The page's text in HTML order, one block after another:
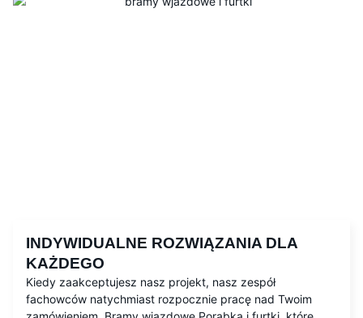
INDYWIDUALNE ROZWIĄZANIA DLA
KAŻDEGO
Kiedy zaakceptujesz nasz projekt, nasz zespół
fachowców natychmiast rozpocznie pracę nad Twoim